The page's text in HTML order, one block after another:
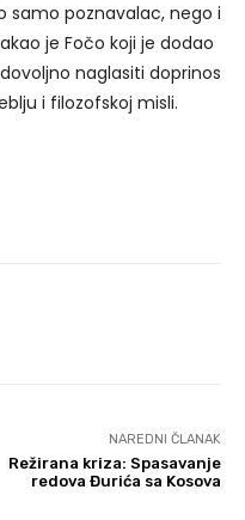
samo poznavalac, nego i
je Fočo koji je dodao
naglasiti doprinos
i filozofskoj misli.
NAREDNI ČLANAK
Režirana kriza: Spasavanje
redova Đurića sa Kosova